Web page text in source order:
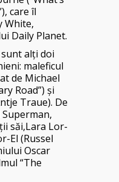
care îl
White,
Daily Planet.
alţi doi
maleficul
de Michael
Road”) şi
Traue). De
săi,Lara Lor-
El (Russel
Oscar
“The